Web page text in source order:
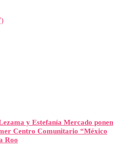
y Estefanía Mercado ponen
Centro Comunitario “México
Roo